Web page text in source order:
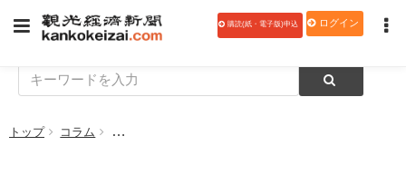
購読(紙・電子版)申込 ログイン
トップ コラム 【地域創生と観光ビジネス76】北の大地とタイをつ